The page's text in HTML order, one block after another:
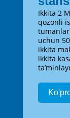
Ikkita 2
qozonli
uchun
ikkita
ikkita